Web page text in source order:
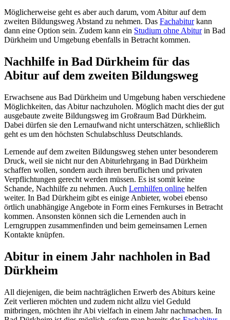
Möglicherweise geht es aber auch darum, vom Abitur auf dem
zweiten Bildungsweg Abstand zu nehmen. Das Fachabiturkann
dann eine Option sein. Zudem kann ein Studium ohne Abiturin Bad
Dürkheim und Umgebung ebenfalls in Betracht kommen.
Nachhilfe in Bad Dürkheim für das
Abitur auf dem zweiten Bildungsweg
Erwachsene aus Bad Dürkheim und Umgebung haben verschiedene
Möglichkeiten, das Abitur nachzuholen. Möglich macht dies der gut
ausgebaute zweite Bildungsweg im Großraum Bad Dürkheim.
Dabei dürfen sie den Lernaufwand nicht unterschätzen, schließlich
geht es um den höchsten Schulabschluss Deutschlands.
Lernende auf dem zweiten Bildungsweg stehen unter besonderem
Druck, weil sie nicht nur den Abiturlehrgang in Bad Dürkheim
schaffen wollen, sondern auch ihren beruflichen und privaten
Verpflichtungen gerecht werden müssen. Es ist somit keine
Schande, Nachhilfe zu nehmen. Auch Lernhilfen online helfen
weiter. In Bad Dürkheim gibt es einige Anbieter, wobei ebenso
örtlich unabhängige Angebote in Form eines Fernkurses in Betracht
kommen. Ansonsten können sich die Lernenden auch in
Lerngruppen zusammenfinden und beim gemeinsamen Lernen
Kontakte knüpfen.
Abitur in einem Jahr nachholen in Bad
Dürkheim
All diejenigen, die beim nachträglichen Erwerb des Abiturs keine
Zeit verlieren möchten und zudem nicht allzu viel Geduld
mitbringen, möchten ihr Abi vielfach in einem Jahr nachmachen. In